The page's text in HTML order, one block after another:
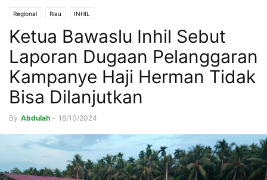
Regional Riau INHIL
Ketua Bawaslu Inhil Sebut
Laporan Dugaan Pelanggaran
Kampanye Haji Herman Tidak
Bisa Dilanjutkan
By Abdulah - 18/10/2024